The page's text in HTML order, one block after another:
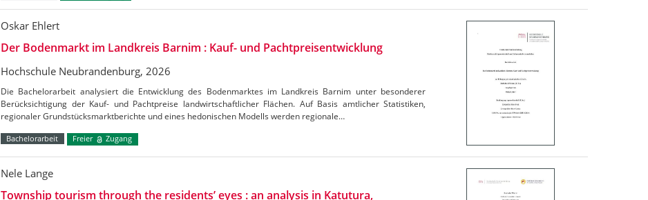
Oskar Ehlert
Der Bodenmarkt im Landkreis Barnim : Kauf- und Pachtpreisentwicklung
Hochschule Neubrandenburg, 2026
Die Bachelorarbeit analysiert die Entwicklung des Bodenmarktes im Landkreis Barnim unter besonderer
Berücksichtigung der Kauf- und Pachtpreise landwirtschaftlicher Flächen. Auf Basis amtlicher Statistiken,
regionaler Grundstücksmarktberichte und eines hedonischen Modells werden regionale…
Bachelorarbeit Freier Zugang
Nele Lange
Township tourism through the residents’ eyes : an analysis in Katutura,